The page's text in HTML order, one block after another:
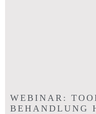
WEBINAR:
BEHANDLUNG